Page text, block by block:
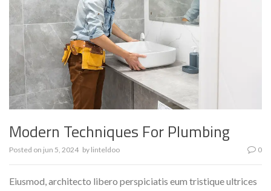
Modern Techniques For Plumbing
Posted on jun 5, 2024 by linteldoo 0
Eiusmod, architecto libero perspiciatis eum tristique ultrices